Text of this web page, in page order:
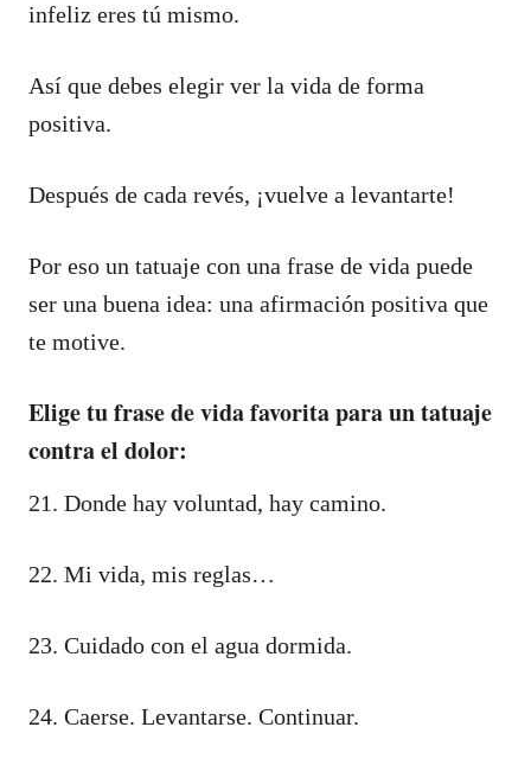
infeliz eres tú mismo.
Así que debes elegir ver la vida de forma
positiva.
Después de cada revés, ¡vuelve a levantarte!
Por eso un tatuaje con una frase de vida puede
ser una buena idea: una afirmación positiva que
te motive.
Elige tu frase de vida favorita para un tatuaje
contra el dolor:
21. Donde hay voluntad, hay camino.
22. Mi vida, mis reglas…
23. Cuidado con el agua dormida.
24. Caerse. Levantarse. Continuar.